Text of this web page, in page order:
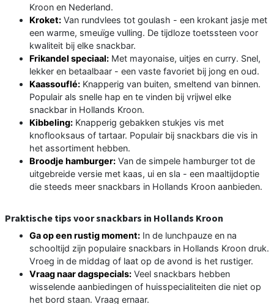
Kroon en Nederland.
Kroket: Van rundvlees tot goulash - een krokant jasje met
een warme, smeuïge vulling. De tijdloze toetssteen voor
kwaliteit bij elke snackbar.
Frikandel speciaal: Met mayonaise, uitjes en curry. Snel,
lekker en betaalbaar - een vaste favoriet bij jong en oud.
Kaassouflé: Knapperig van buiten, smeltend van binnen.
Populair als snelle hap en te vinden bij vrijwel elke
snackbar in Hollands Kroon.
Kibbeling: Knapperig gebakken stukjes vis met
knoflooksaus of tartaar. Populair bij snackbars die vis in
het assortiment hebben.
Broodje hamburger: Van de simpele hamburger tot de
uitgebreide versie met kaas, ui en sla - een maaltijdoptie
die steeds meer snackbars in Hollands Kroon aanbieden.
Praktische tips voor snackbars in Hollands Kroon
Ga op een rustig moment: In de lunchpauze en na
schooltijd zijn populaire snackbars in Hollands Kroon druk.
Vroeg in de middag of laat op de avond is het rustiger.
Vraag naar dagspecials: Veel snackbars hebben
wisselende aanbiedingen of huisspecialiteiten die niet op
het bord staan. Vraag ernaar.